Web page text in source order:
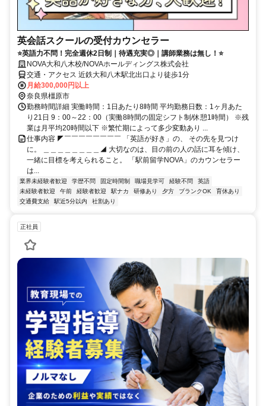
英会話スクールの受付カウンセラー
⭐英語力不問！完全週休2日制｜待遇充実◎｜講師業務は無し！⭐
NOVA大和八木校/NOVAホールディングス株式会社
交通・アクセス 近鉄大和八木駅北出口より徒歩1分
月給300,000円以上
奈良県橿原市
勤務時間詳細 実働時間：1日あたり8時間 平均勤務日数：1ヶ月あた
り21日 9：00～22：00（実働8時間の固定シフト制/休憩1時間） ※残
業は月平均20時間以下 ※繁忙期によって多少変動あり ...
仕事内容 ◤￣￣￣￣￣￣￣￣ 「英語が好き」の、 その先を見つけ
に。 ＿＿＿＿＿＿＿＿◢ 大切なのは、目の前の人の話に耳を傾け、
一緒に目標を考えられること。 「駅前留学NOVA」のカウンセラー
は...
業界未経験者歓迎 学歴不問 固定時間制 職場見学可 経験不問
英語
未経験者歓迎
午前 経験者歓迎 駅ナカ 研修あり 夕方 ブランクOK
育休あり
交通費支給
駅近5分以内 社割あり
正社員